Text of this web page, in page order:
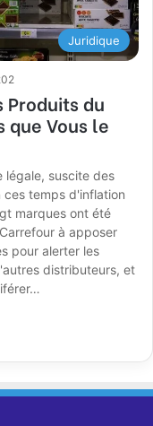
Juridique
Produits du
que Vous le
légale, suscite des
ces temps d'inflation
marques ont été
à apposer
pour alerter les
distributeurs, et